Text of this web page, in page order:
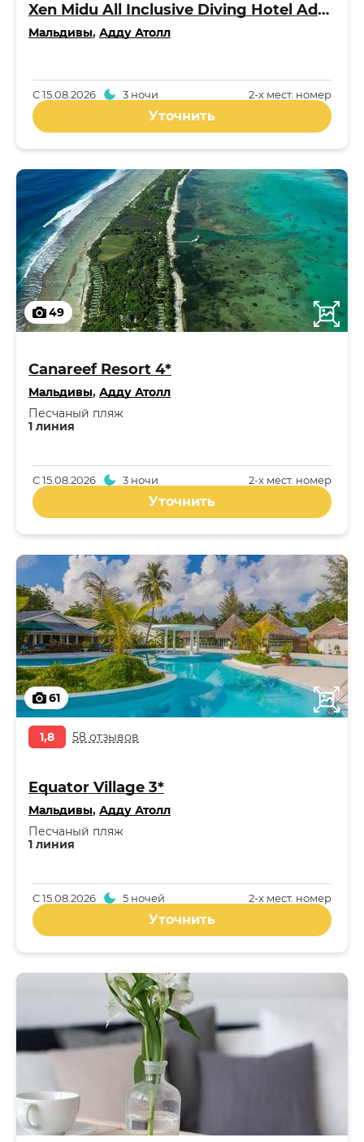
Xen Midu All Inclusive Diving Hotel Addu Maldives 3*
Мальдивы, Адду Атолл
2-x мест. номер
С15.08.2026 3 ночи
Уточнить
49
Canareef Resort 4*
Мальдивы, Адду Атолл
1 линия
Песчаный пляж
2-x мест. номер
С15.08.2026 3 ночи
Уточнить
61
1,8 58 отзывов
Equator Village 3*
Мальдивы, Адду Атолл
1 линия
Песчаный пляж
2-x мест. номер
С15.08.2026 5 ночей
Уточнить